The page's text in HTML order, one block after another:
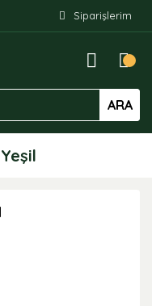
Siparişlerim
ARA